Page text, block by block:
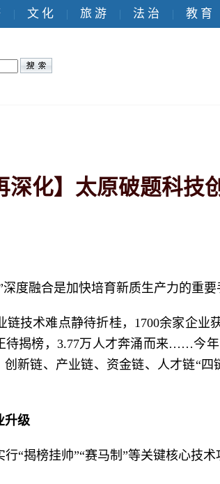
| 文 化 | 旅 游 | 法 治 | 教 育
深化】太原破题科技
度融合是加快培育新质生产力的重要
技术难点静待折桂，1700余家企业
待揭榜，3.77万人才奔涌而来……今
新链、产业链、资金链、人才链“
升级
“揭榜挂帅”“赛马制”等关键核心技术